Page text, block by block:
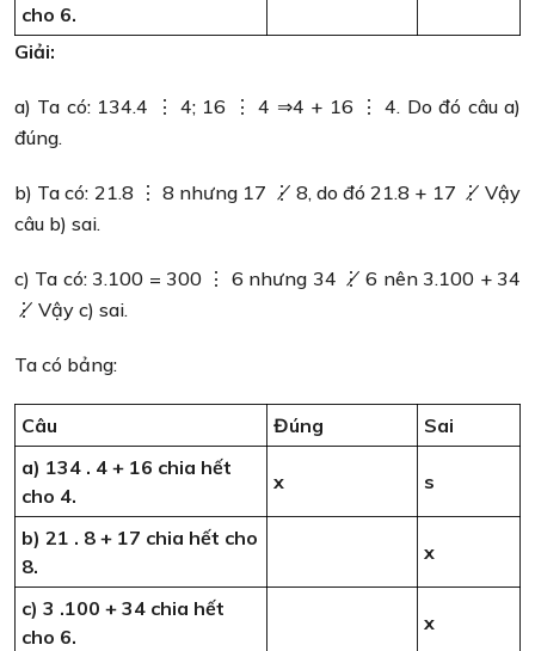
cho 6.
Giải:
a) Ta có: 134.4 ⋮ 4; 16 ⋮ 4 ⇒4 + 16 ⋮ 4. Do đó câu a)
đúng.
b) Ta có: 21.8 ⋮ 8 nhưng 17 ⋮̸ 8, do đó 21.8 + 17 ⋮̸ Vậy
câu b) sai.
c) Ta có: 3.100 = 300 ⋮ 6 nhưng 34 ⋮̸ 6 nên 3.100 + 34
⋮̸ Vậy c) sai.
Ta có bảng:
Câu Đúng
Sai
a) 134 . 4 + 16 chia hết
cho 4.
x s
b) 21 . 8 + 17 chia hết cho
8.
x
c) 3 .100 + 34 chia hết
cho 6.
x